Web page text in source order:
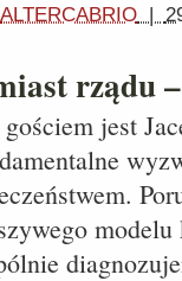
ALTERCABRIO |
rządu
jest